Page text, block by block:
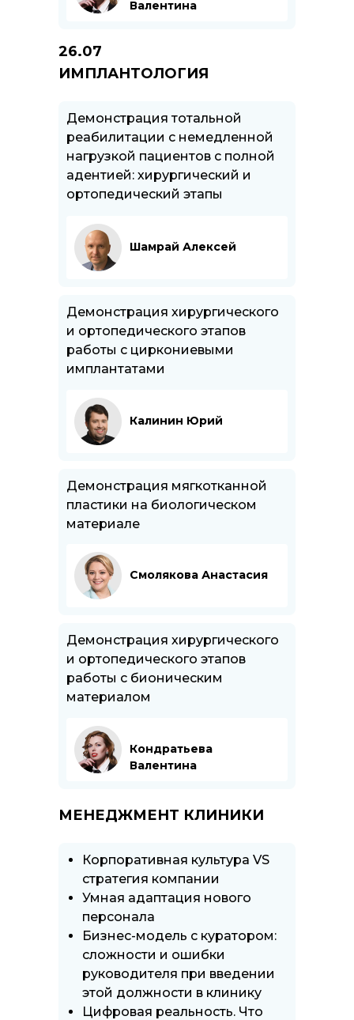
Валентина
Демонстрация хирургического
и ортопедического этапов
работы с циркониевыми
имплантатами
Калинин Юрий
Демонстрация мягкотканной
пластики на биологическом
материале
Смолякова Анастасия
Демонстрация тотальной
реабилитации с немедленной
нагрузкой пациентов с полной
адентией: хирургический и
ортопедический этапы
Шамрай Алексей
Демонстрация хирургического
и ортопедического этапов
работы с бионическим
материалом
Кондратьева
Валентина
Корпоративная культура VS
стратегия компании
Умная адаптация нового
персонала
Бизнес-модель с куратором:
сложности и ошибки
руководителя при введении
этой должности в клинику
Цифровая реальность. Что
26.07
ИМПЛАНТОЛОГИЯ
МЕНЕДЖМЕНТ КЛИНИКИ